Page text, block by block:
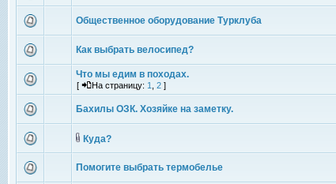
Общественное оборудование Турклуба
Как выбрать велосипед?
Что мы едим в походах.
[ На страницу: 1 2 ]
Бахилы ОЗК. Хозяйке на заметку.
Куда?
Помогите выбрать термобелье